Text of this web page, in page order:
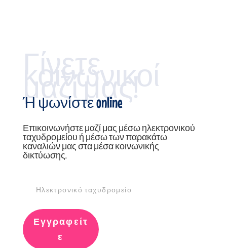
Γίνετε
κοινωνικοί
μαζί μας!
Ή ψωνίστε online
Επικοινωνήστε μαζί μας μέσω ηλεκτρονικού
ταχυδρομείου ή μέσω των παρακάτω
καναλιών μας στα μέσα κοινωνικής
δικτύωσης.
Εγγραφείτ
ε